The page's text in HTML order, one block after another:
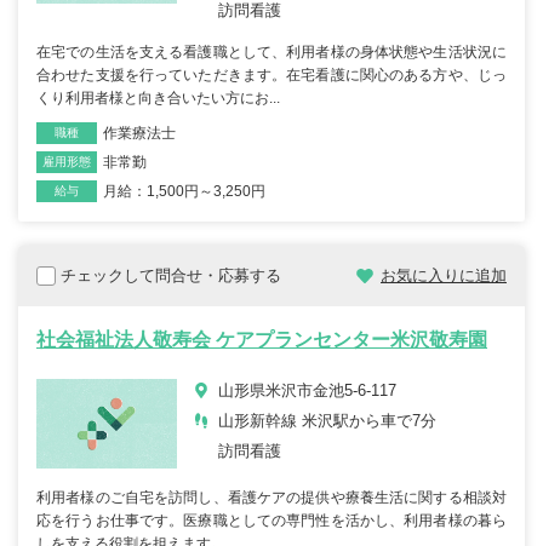
訪問看護
在宅での生活を支える看護職として、利用者様の身体状態や生活状況に
合わせた支援を行っていただきます。在宅看護に関心のある方や、じっ
くり利用者様と向き合いたい方にお...
職種 作業療法士
雇用形態 非常勤
給与 月給：1,500円～3,250円
チェックして問合せ・応募する お気に入りに追加
社会福祉法人敬寿会 ケアプランセンター米沢敬寿園
山形県米沢市金池5-6-117
山形新幹線 米沢駅から車で7分
訪問看護
利用者様のご自宅を訪問し、看護ケアの提供や療養生活に関する相談対
応を行うお仕事です。医療職としての専門性を活かし、利用者様の暮ら